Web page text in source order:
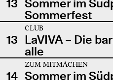
13 Sommer im
Sommerfest
13
CLUB
LaVIVA – Die
alle
14
ZUM MITMACHEN
Sommer im